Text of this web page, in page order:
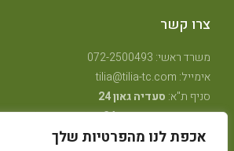
אכפת לנו מהפרטיות שלך
צרו קשר
משרד ראשי: 072-2500493
אימייל: tilia@tilia-tc.com
סניף ת"א: סעדיה גאון 24
סניף רמת גן:בן גוריון 24, קליניקה טיפולית.
סניף חיפה:טשרניחובסקי 35
(בנין אסטרא) קומה 3.